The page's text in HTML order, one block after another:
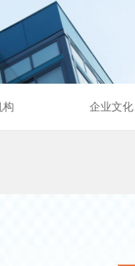
构 企业文化